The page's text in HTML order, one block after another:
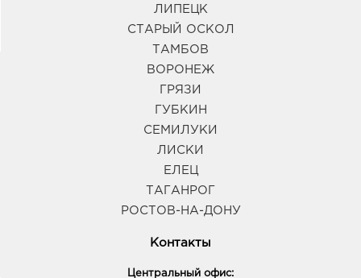
ЛИПЕЦК
СТАРЫЙ ОСКОЛ
ТАМБОВ
ВОРОНЕЖ
ГРЯЗИ
ГУБКИН
СЕМИЛУКИ
ЛИСКИ
ЕЛЕЦ
ТАГАНРОГ
РОСТОВ-НА-ДОНУ
Контакты
Центральный офис: